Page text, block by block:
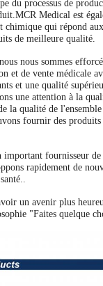
du processus de
Medical est
chimique qui répond
de meilleure qualité.
nous sommes
et de vente médicale
et une qualité
une attention à la
la qualité de
fournir des
fournisseur de
rapidement de
un avenir plus
"Faites quelque